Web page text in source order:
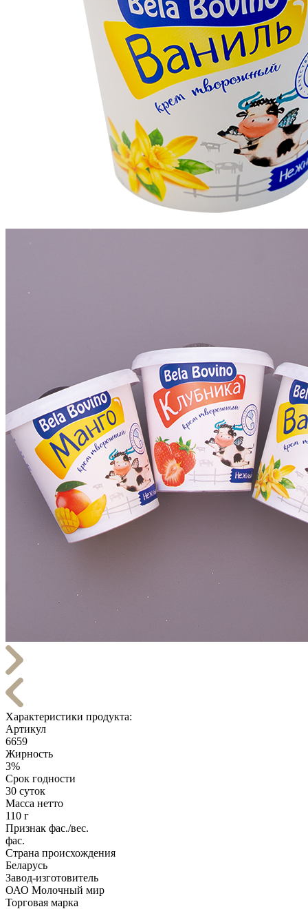
Характеристики продукта:
Артикул
6659
Жирность
3%
Срок годности
30 суток
Масса нетто
110 г
Признак фас./вес.
фас.
Страна происхождения
Беларусь
Завод-изготовитель
ОАО Молочный мир
Торговая марка